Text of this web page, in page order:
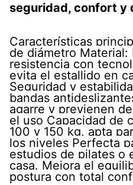
seguridad, confort y
Características
de diámetro Material:
resistencia con
evita el estallido en
Seguridad y
bandas
agarre y previenen
el uso Capacidad de
100 y 150 kg, apta
los niveles Perfecta
estudios de pilates o
casa. Mejora el
postura con total